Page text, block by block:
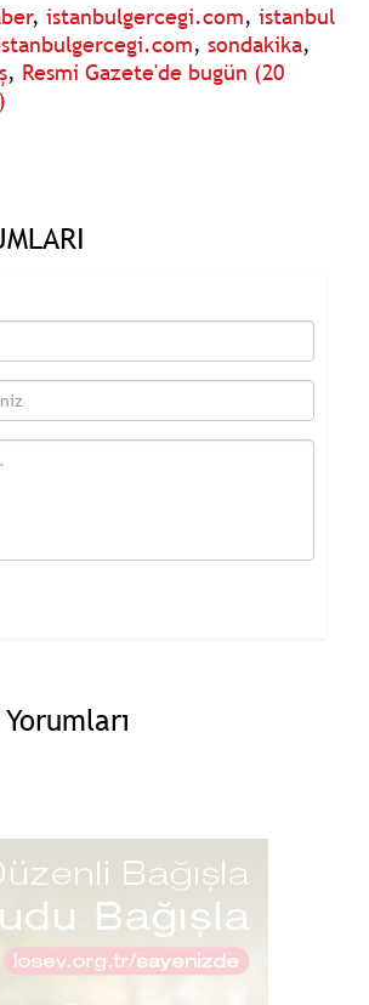
, istanbulgercegi.com, istanbul
, sondakika,
, Resmi Gazete'de bugün (20